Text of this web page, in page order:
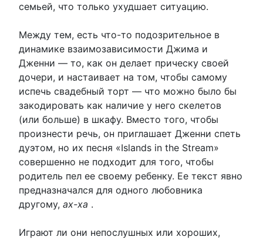
семьей, что только ухудшает ситуацию.
Между тем, есть что-то подозрительное в
динамике взаимозависимости Джима и
Дженни — то, как он делает прическу своей
дочери, и настаивает на том, чтобы самому
испечь свадебный торт — что можно было бы
закодировать как наличие у него скелетов
(или больше) в шкафу. Вместо того, чтобы
произнести речь, он приглашает Дженни спеть
дуэтом, но их песня «Islands in the Stream»
совершенно не подходит для того, чтобы
родитель пел ее своему ребенку. Ее текст явно
предназначался для одного любовника
другому, ах-ха .
Играют ли они непослушных или хороших,